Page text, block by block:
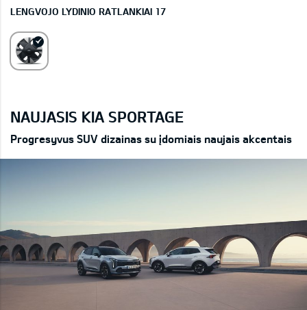
LENGVOJO LYDINIO RATLANKIAI 17
NAUJASIS KIA SPORTAGE
Progresyvus SUV dizainas su įdomiais naujais akcentais